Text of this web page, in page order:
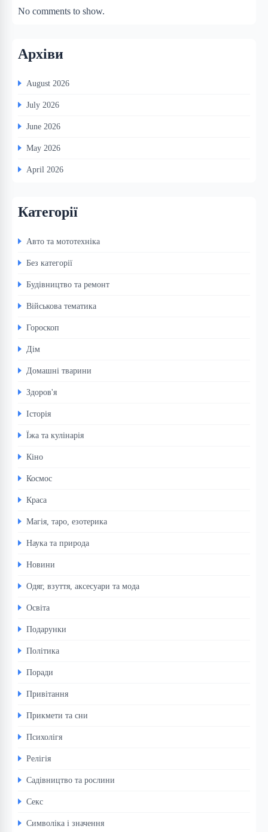
No comments to show.
Архіви
August 2026
July 2026
June 2026
May 2026
April 2026
Категорії
Авто та мототехніка
Без категорії
Будівництво та ремонт
Військова тематика
Гороскоп
Дім
Домашні тварини
Здоров'я
Історія
Їжа та кулінарія
Кіно
Космос
Краса
Магія, таро, езотерика
Наука та природа
Новини
Одяг, взуття, аксесуари та мода
Освіта
Подарунки
Політика
Поради
Привітання
Прикмети та сни
Психолігя
Релігія
Садівництво та рослини
Секс
Символіка і значення